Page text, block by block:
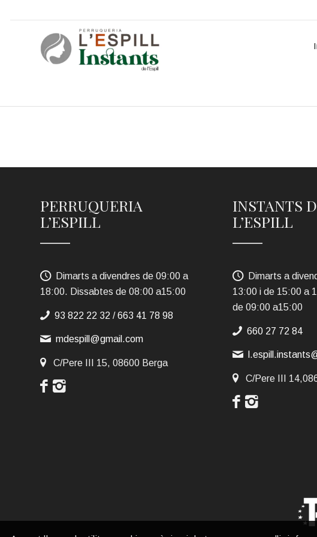
PERRUQUERIA
L’ESPILL
Dimarts a divendres de 09:00 a
18:00. Dissabtes de 08:00 a15:00
93 822 22 32 /663 41 78 98
mdespill@gmail.com
C/Pere III 15, 08600 Berga
INSTANTS
L’ESPILL
Dimarts a
13:00 i de 15:00 a
de 09:00 a15:00
660 27 72 84
C/Pere III